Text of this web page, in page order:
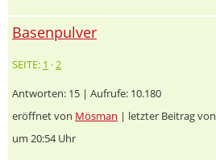
Basenpulver
SEITE: 1 ·2
Antworten: 15 | Aufrufe: 10.180
eröffnet von Mösman | letzter Beitrag von
um 20:54 Uhr